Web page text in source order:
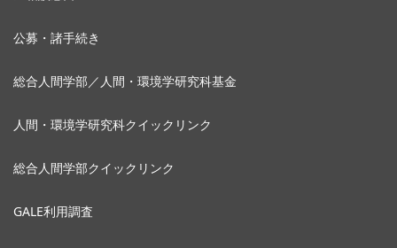
公募・諸手続き
総合人間学部／人間・環境学研究科基金
人間・環境学研究科クイックリンク
総合人間学部クイックリンク
GALE利用調査